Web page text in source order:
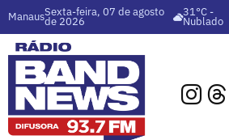
ManausSexta-feira, 07 de agosto
de 2026
31°C -
Nublado